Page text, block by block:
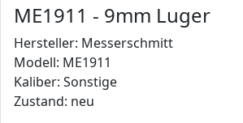
ME1911 - 9mm Luger
Hersteller: Messerschmitt
Modell: ME1911
Kaliber: Sonstige
Zustand: neu